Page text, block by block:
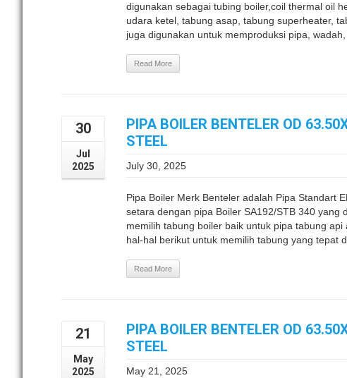
digunakan sebagai tubing boiler,coil thermal oil
udara ketel, tabung asap, tabung superheater,
juga digunakan untuk memproduksi pipa, wadah,
Read More
30
Jul
2025
PIPA BOILER BENTELER OD
STEEL
July 30, 2025
Pipa Boiler Merk Benteler adalah Pipa Standart
setara dengan pipa Boiler SA192/STB 340 yang
memilih tabung boiler baik untuk pipa tabung
hal-hal berikut untuk memilih tabung yang tepat
Read More
21
May
2025
PIPA BOILER BENTELER OD
STEEL
May 21, 2025